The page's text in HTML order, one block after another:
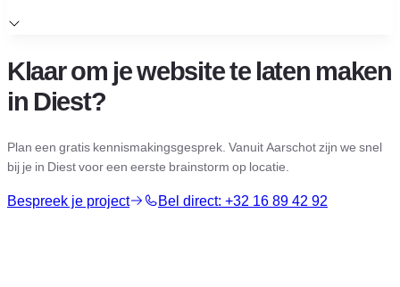
Klaar om je website te laten maken
in Diest?
Plan een gratis kennismakingsgesprek. Vanuit Aarschot zijn we snel
bij je in Diest voor een eerste brainstorm op locatie.
Bespreek je project Bel direct: +32 16 89 42 92